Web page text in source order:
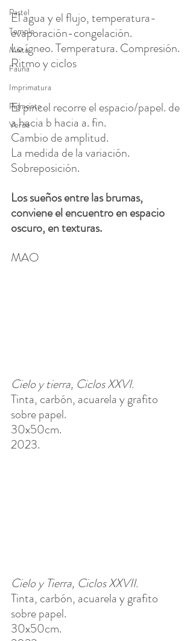
Pastel
Temple
Mixta
Fauna
Imprimatura
Pigmento
Verde
El agua y el flujo, temperatura-
evaporación-congelación.
Lo ígneo. Temperatura. Compresión.
Ritmo y ciclos
El pincel recorre el espacio/papel. de
a hacia b hacia a. fin.
Cambio de amplitud.
La medida de la variación.
Sobreposición.
Los sueños entre las brumas,
conviene el encuentro en espacio
oscuro, en texturas.
MAO
Cielo y tierra, Ciclos XXVI.
Tinta, carbón, acuarela y grafito
sobre papel.
30x50cm.
2023.
Cielo y Tierra, Ciclos XXVII.
Tinta, carbón, acuarela y grafito
sobre papel.
30x50cm.